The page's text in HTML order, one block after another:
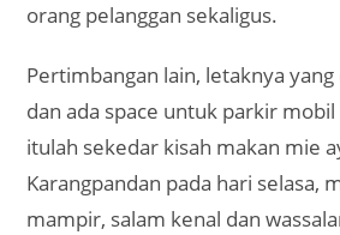
orang pelanggan sekaligus.
Pertimbangan lain, letaknya
dan ada space untuk parkir
itulah sekedar kisah makan mie
Karangpandan pada hari selasa,
mampir, salam kenal dan